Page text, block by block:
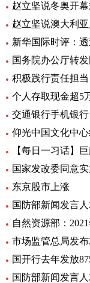
赵立坚说冬奥开
赵立坚说澳大利
新华国际时评：
国务院办公厅转
积极践行责任担
个人存取现金超5
交通银行手机银
仰光中国文化中
【每日一习话】
国家发改委同意
东京股市上涨
国防部新闻发言
自然资源部：
市场监管总局发
国开行去年发放
国防部新闻发言